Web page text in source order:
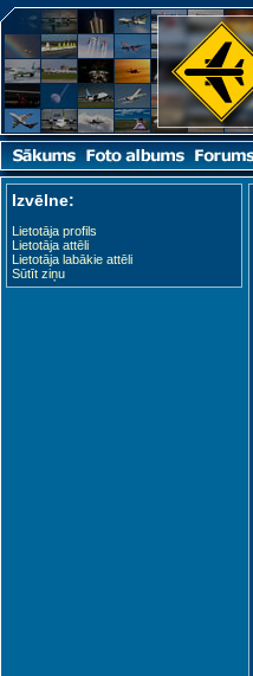
Izvēlne:
Lietotāja profils
Lietotāja attēli
Lietotāja labākie attēli
Sūtīt ziņu